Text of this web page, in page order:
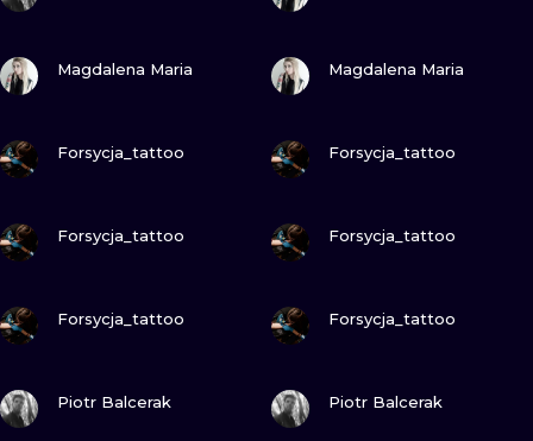
Magdalena Maria Magdalena Maria
Forsycja_tattoo Forsycja_tattoo
Forsycja_tattoo Forsycja_tattoo
Forsycja_tattoo Forsycja_tattoo
Piotr Balcerak Piotr Balcerak